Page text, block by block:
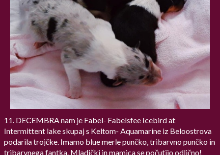
11. DECEMBRA nam je Fabel- Fabelsfee Icebird at
Intermittent lake skupaj s Keltom- Aquamarine iz Beloostrova
podarila trojčke. Imamo blue merle punčko, tribarvno punčko in
tribarvnega fantka. Mladički in mamica se počutijo odlično!